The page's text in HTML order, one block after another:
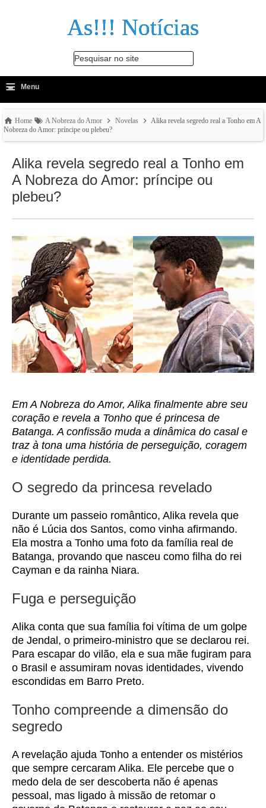
As!!! Notícias
Pesquisar no site
-
≡ Menu
Home A Nobreza do Amor Novelas
Alika revela segredo real a Tonho em A
Nobreza do Amor: príncipe ou plebeu?
Alika revela segredo real a Tonho em
A Nobreza do Amor: príncipe ou
plebeu?
Em A Nobreza do Amor, Alika finalmente abre seu
coração e revela a Tonho que é princesa de
Batanga. A confissão muda a dinâmica do casal e
traz à tona uma história de perseguição, coragem
e identidade perdida.
O segredo da princesa revelado
Durante um passeio romântico, Alika revela que
não é Lúcia dos Santos, como vinha afirmando.
Ela mostra a Tonho uma foto da família real de
Batanga, provando que nasceu como filha do rei
Cayman e da rainha Niara.
Fuga e perseguição
Alika conta que sua família foi vítima de um golpe
de Jendal, o primeiro-ministro que se declarou rei.
Para escapar do vilão, ela e sua mãe fugiram para
o Brasil e assumiram novas identidades, vivendo
escondidas em Barro Preto.
Tonho compreende a dimensão do
segredo
A revelação ajuda Tonho a entender os mistérios
que sempre cercaram Alika. Ele percebe que o
medo dela de ser descoberta não é apenas
pessoal, mas ligado à missão de retomar o